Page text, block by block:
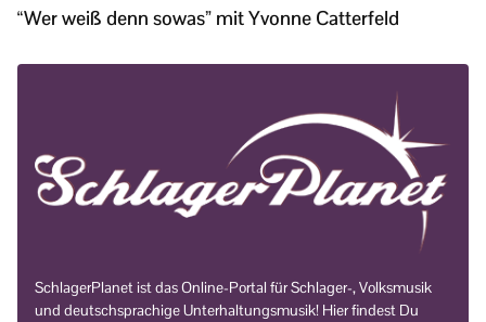
“Wer weiß denn sowas” mit Yvonne Catterfeld
SchlagerPlanet ist das Online-Portal für Schlager-, Volksmusik
und deutschsprachige Unterhaltungsmusik! Hier findest Du